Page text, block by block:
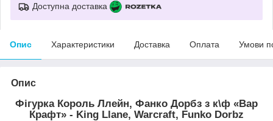
Доступна доставка
Опис Характеристики Доставка Оплата Умови
Опис
Фігурка Король Ллейн, Фанко Дорбз з к\ф «Вар
Крафт» - King Llane, Warcraft, Funko Dorbz